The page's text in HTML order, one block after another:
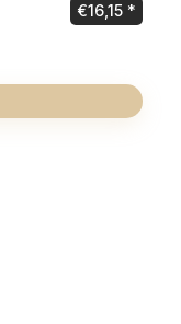
€16,15